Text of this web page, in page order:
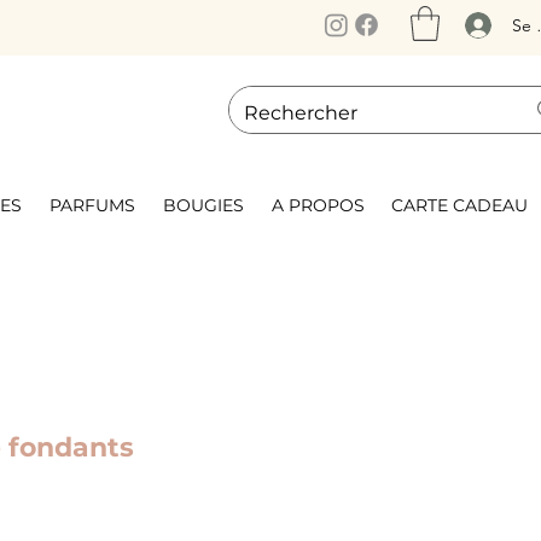
Se
PARFUMS BOUGIES A PROPOS CARTE CADEAU
fondants